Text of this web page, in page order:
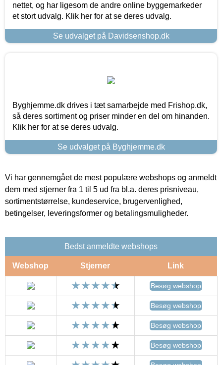
nettet, og har ligesom de andre online byggemarkeder
et stort udvalg. Klik her for at se deres udvalg.
Se udvalget på Davidsenshop.dk
Byghjemme.dk drives i tæt samarbejde med Frishop.dk,
så deres sortiment og priser minder en del om hinanden.
Klik her for at se deres udvalg.
Se udvalget på Byghjemme.dk
Vi har gennemgået de mest populære webshops og anmeldt
dem med stjerner fra 1 til 5 ud fra bl.a. deres prisniveau,
sortimentstørrelse, kundeservice, brugervenlighed,
betingelser, leveringsformer og betalingsmuligheder.
Bedst anmeldte webshops
Webshop Stjerner Link
Besøg webshop
Besøg webshop
Besøg webshop
Besøg webshop